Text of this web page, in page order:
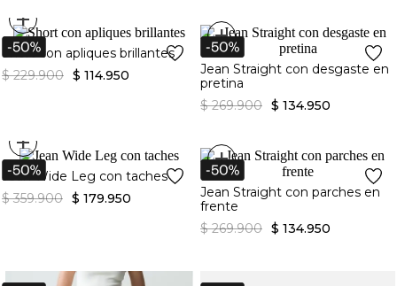
+
Short con apliques brillantes
$ 229.900 $ 114.950
+
Jean Straight con desgaste en
pretina
$ 269.900 $ 134.950
+
Jean Wide Leg con taches
$ 359.900 $ 179.950
+
Jean Straight con parches en
frente
$ 269.900 $ 134.950